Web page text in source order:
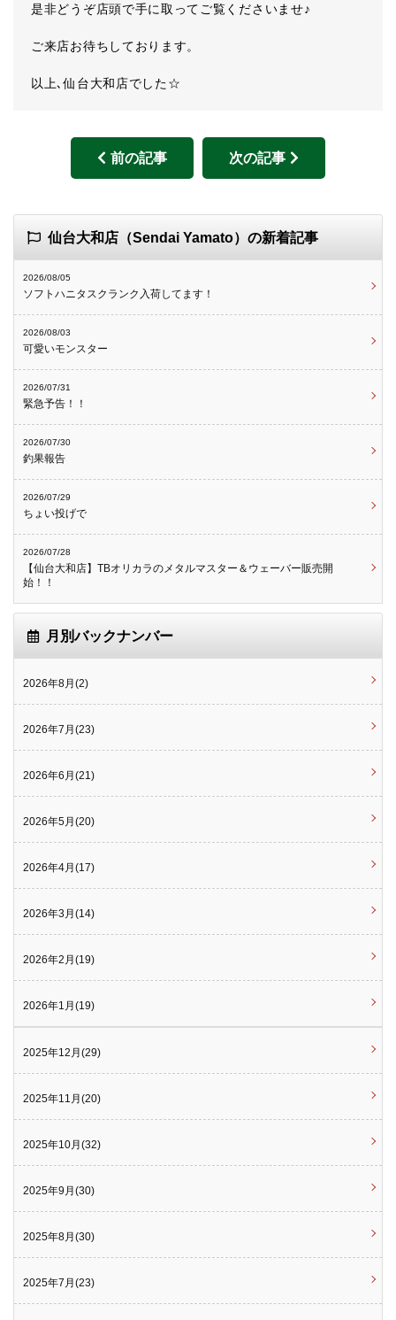
是非どうぞ店頭で手に取ってご覧くださいませ♪
ご来店お待ちしております。
以上､仙台大和店でした☆
前の記事 次の記事
仙台大和店（Sendai Yamato）の新着記事
2026/08/05
ソフトハニタスクランク入荷してます！
2026/08/03
可愛いモンスター
2026/07/31
緊急予告！！
2026/07/30
釣果報告
2026/07/29
ちょい投げで
2026/07/28
【仙台大和店】TBオリカラのメタルマスター＆ウェーバー販売開
始！！
月別バックナンバー
2026年8月(2)
2026年7月(23)
2026年6月(21)
2026年5月(20)
2026年4月(17)
2026年3月(14)
2026年2月(19)
2026年1月(19)
2025年12月(29)
2025年11月(20)
2025年10月(32)
2025年9月(30)
2025年8月(30)
2025年7月(23)